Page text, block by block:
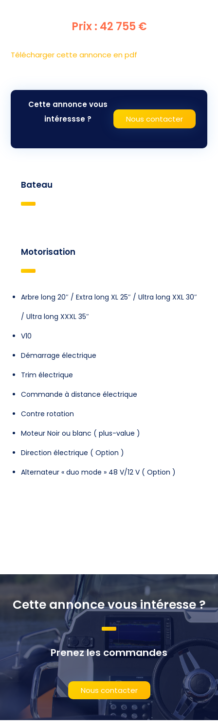
Prix : 42 755 €
Télécharger cette annonce en pdf
Cette annonce vous
intéressse ?
Nous contacter
Bateau
Motorisation
Arbre long 20″ / Extra long XL 25″ / Ultra long XXL 30″
/ Ultra long XXXL 35″
V10
Démarrage électrique
Trim électrique
Commande à distance électrique
Contre rotation
Moteur Noir ou blanc ( plus-value )
Direction électrique ( Option )
Alternateur « duo mode » 48 V/12 V ( Option )
Cette annonce vous intéresse ?
Prenez les commandes
Nous contacter